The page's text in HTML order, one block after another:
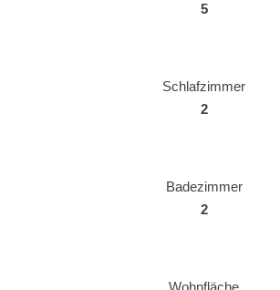
5
Schlafzimmer
2
Badezimmer
2
Wohnfläche